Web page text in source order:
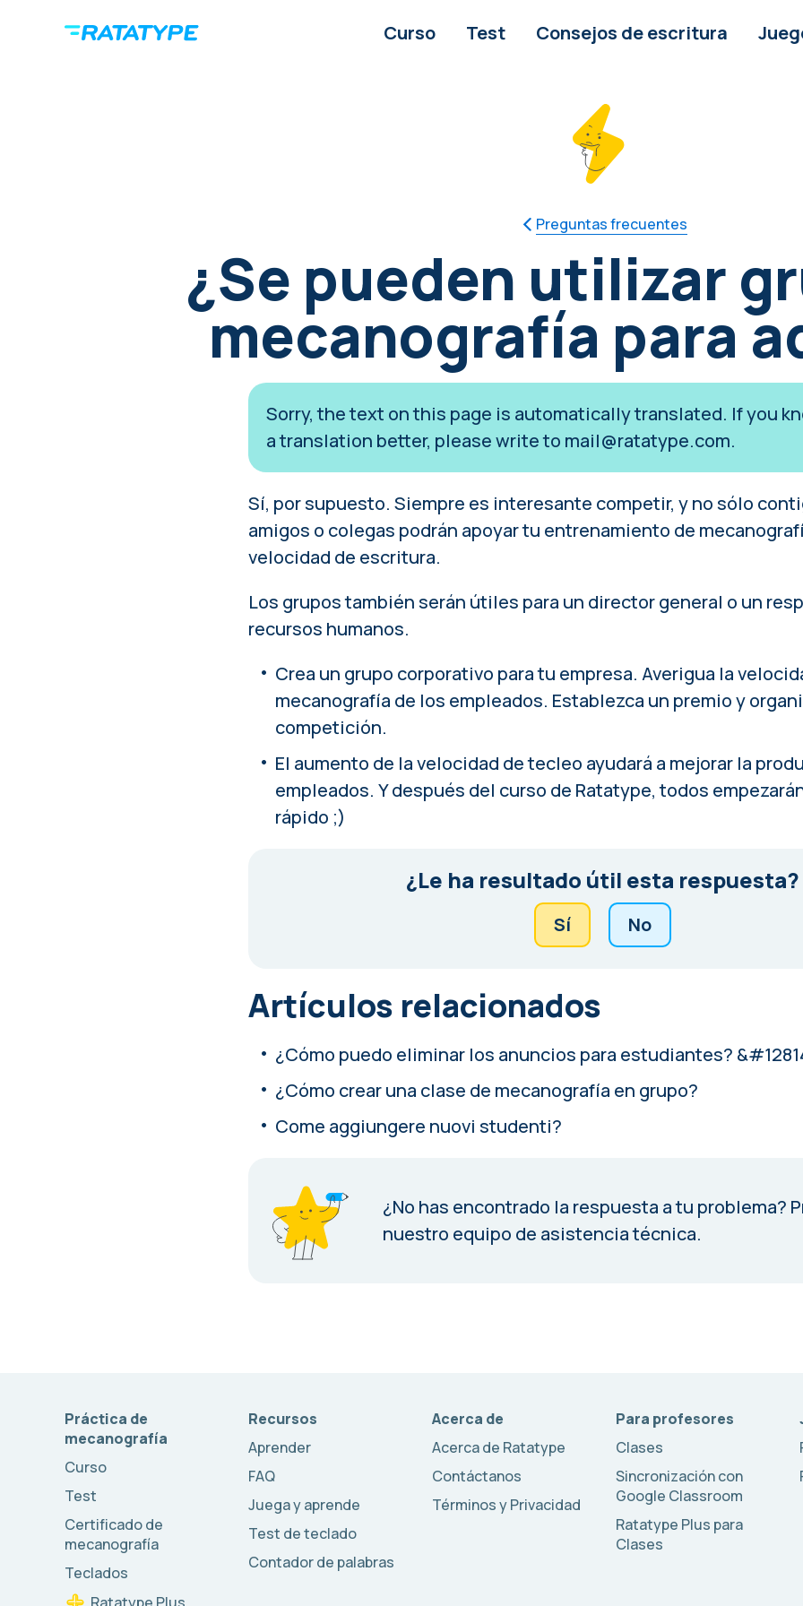
Curso Test Consejos de escritura
Preguntas frecuentes
¿Se pueden utilizar
mecanografía para
Sorry, the text on this page is automatically translated. If you
a translation better, please write to mail@ratatype.com.
Sí, por supuesto. Siempre es interesante competir, y no sólo
amigos o colegas podrán apoyar tu entrenamiento de
velocidad de escritura.
Los grupos también serán útiles para un director general o un
recursos humanos.
Crea un grupo corporativo para tu empresa. Averigua la
mecanografía de los empleados. Establezca un premio y
competición.
El aumento de la velocidad de tecleo ayudará a mejorar la
empleados. Y después del curso de Ratatype, todos
rápido ;)
¿Le ha resultado útil esta respuesta?
Sí No
Artículos relacionados
¿Cómo puedo eliminar los anuncios para estudiantes?
¿Cómo crear una clase de mecanografía en grupo?
Come aggiungere nuovi studenti?
¿No has encontrado la respuesta a tu problema?
nuestro equipo de asistencia técnica.
Práctica de
mecanografía
Curso
Test
Certificado de
mecanografía
Teclados
Recursos
Aprender
FAQ
Juega y aprende
Test de teclado
Contador de palabras
Acerca de
Acerca de Ratatype
Contáctanos
Términos y Privacidad
Para profesores
Clases
Sincronización con
Google Classroom
Ratatype Plus para
Clases